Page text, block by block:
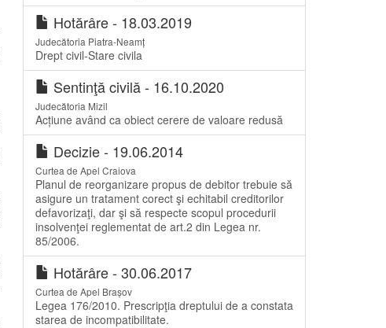
Hotărâre - 18.03.2019
Judecătoria Piatra-Neamț
Drept civil-Stare civila
Sentinţă civilă - 16.10.2020
Judecătoria Mizil
Acțiune având ca obiect cerere de valoare redusă
Decizie - 19.06.2014
Curtea de Apel Craiova
Planul de reorganizare propus de debitor trebuie să
asigure un tratament corect şi echitabil creditorilor
defavorizaţi, dar şi să respecte scopul procedurii
insolvenţei reglementat de art.2 din Legea nr.
85/2006.
Hotărâre - 30.06.2017
Curtea de Apel Brașov
Legea 176/2010. Prescripţia dreptului de a constata
starea de incompatibilitate.